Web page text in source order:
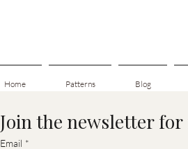
Home Patterns Blog
Join the newsletter
Email *